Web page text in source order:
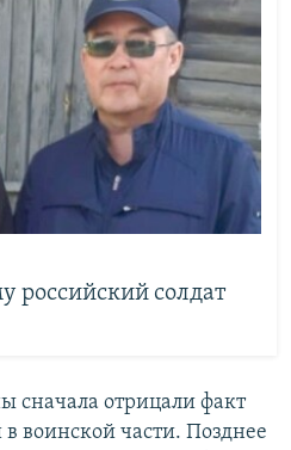
российский солдат
сначала отрицали факт
воинской части. Позднее